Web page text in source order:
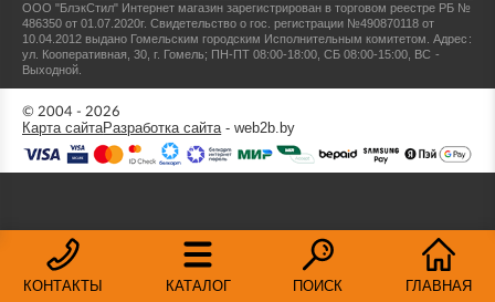
КОНТАКТЫ КАТАЛОГ ПОИСК ГЛАВНАЯ
ООО "БлэкСтил" Интернет магазин зарегистрирован в торговом реестре РБ №
486350 от 01.07.2020г.Свидетельство о гос. регистрации №490870118 от
10.04.2012 выдано Гомельским городским Исполнительным комитетом.Адрес:
ул. Кооперативная, 30, г. Гомель; ПН-ПТ 08:00-18:00, СБ 08:00-15:00, ВС -
Выходной.
© 2004 - 2026
Карта сайтаРазработка сайта- web2b.by